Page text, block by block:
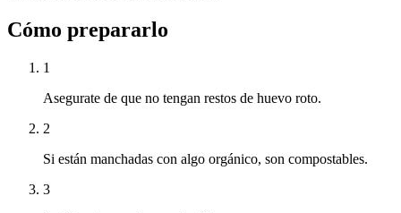
Cómo prepararlo
1
Asegurate de que no tengan restos de huevo roto.
2
Si están manchadas con algo orgánico, son compostables.
3